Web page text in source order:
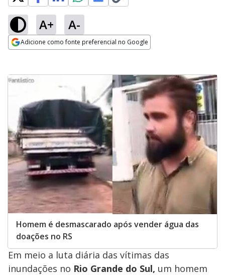
A+ A-
Adicione como fonte preferencial no Google
Homem é desmascarado após vender água das
doações no RS
Em meio a luta diária das vítimas das
inundações no Rio Grande do Sul, um homem